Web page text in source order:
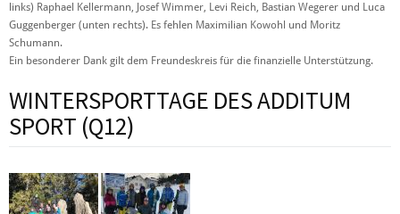
links) Raphael Kellermann, Josef Wimmer, Levi Reich, Bastian Wegerer und Luca
Guggenberger (unten rechts). Es fehlen Maximilian Kowohl und Moritz
Schumann.
Ein besonderer Dank gilt dem Freundeskreis für die finanzielle Unterstützung.
WINTERSPORTTAGE DES ADDITUM
SPORT (Q12)